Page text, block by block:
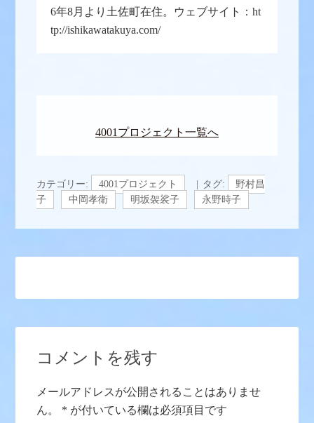
6年8月より土佐町在住。ウェブサイト：ht
tp://ishikawatakuya.com/
4001プロジェクト一覧へ
カテゴリー: 4001プロジェクト タグ:
野村昌
子
中岡孝衛 明坂袈裟子 永野時子
コメントを残す
メールアドレスが公開されることはありませ
ん。
* が付いている欄は必須項目です